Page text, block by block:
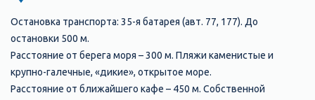
Остановка транспорта: 35-я батарея (авт. 77, 177). До
остановки 500 м.
Расстояние от берега моря – 300 м. Пляжи каменистые и
крупно-галечные, «дикие», открытое море.
Расстояние от ближайшего кафе – 450 м. Собственной